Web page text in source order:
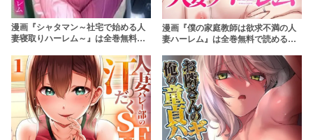
漫画『シャタマン～社宅で始める人
妻寝取りハーレム～』は全巻無料で
【夏冬しのび】
漫画『僕の家庭教師は欲求不満の人
妻ハーレム』は全巻無料で読める？
【DEEPER-ZERO】